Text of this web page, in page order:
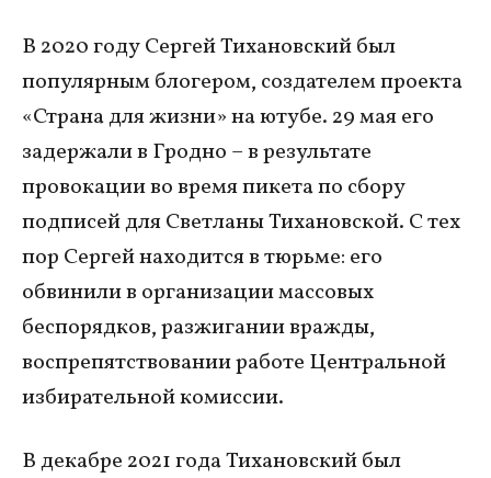
В 2020 году Сергей Тихановский был
популярным блогером, создателем проекта
«Страна для жизни» на ютубе. 29 мая его
задержали в Гродно – в результате
провокации во время пикета по сбору
подписей для Светланы Тихановской. С тех
пор Сергей находится в тюрьме: его
обвинили в организации массовых
беспорядков, разжигании вражды,
воспрепятствовании работе Центральной
избирательной комиссии.
В декабре 2021 года Тихановский был